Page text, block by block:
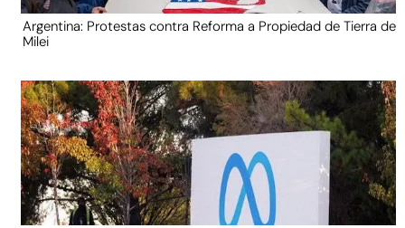
Argentina: Protestas contra Reforma a Propiedad de Tierra de
Milei